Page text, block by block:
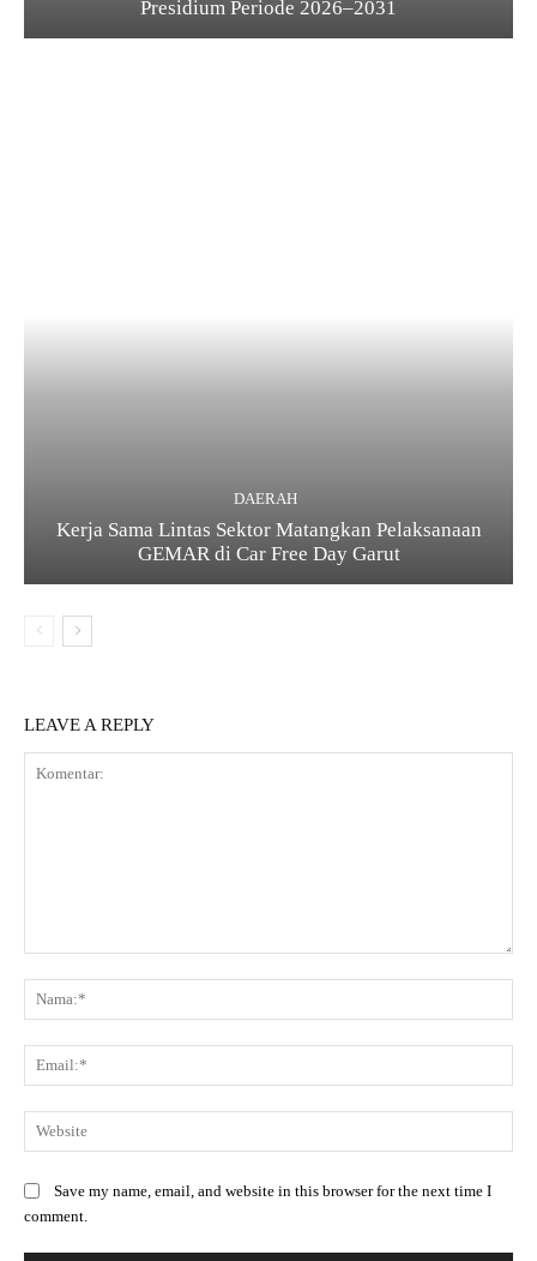
Presidium Periode 2026–2031
DAERAH
Kerja Sama Lintas Sektor Matangkan Pelaksanaan
GEMAR di Car Free Day Garut
LEAVE A REPLY
Save my name, email, and website in this browser for the next time I
comment.